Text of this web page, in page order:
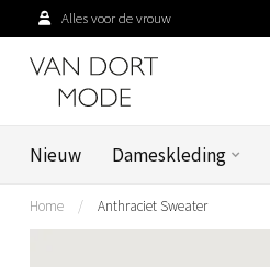
Alles voor de vrouw
Nieuw Dameskleding
Home / Anthraciet Sweater